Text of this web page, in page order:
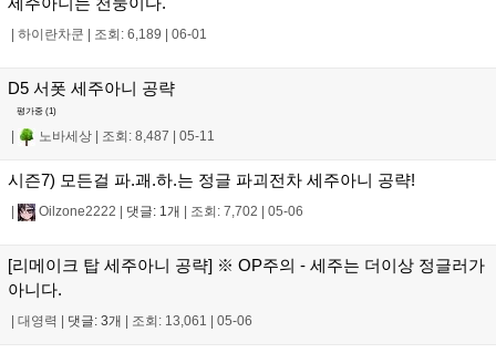
| 하이란차쿤 | 조회: 6,189 | 06-01
D5 서폿 세주아니 공략
평가중 (1)
노바세상 조회: 8,487 05-11
시즌7) 모든걸 파.괘.하.는 정글 파괴전차 세주아니 공략!
Oilzone2222 댓글: 1개 조회: 7,702 05-06
[리메이크 탑 세주아니 공략] ※ OP주의 - 세주는 더이상 정글러가
아니다.
대영력 댓글: 3개 조회: 13,061 05-06